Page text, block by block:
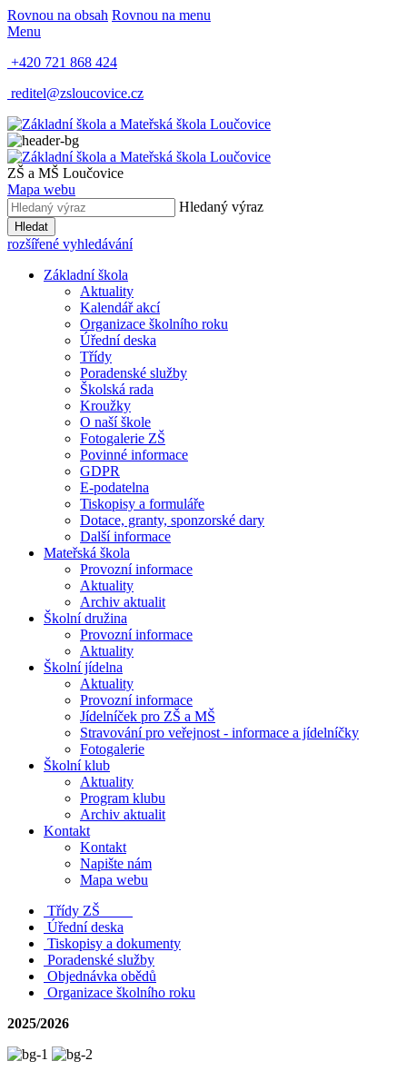
Rovnou na obsah Rovnou na menu
Menu
+420 721 868 424
reditel@zsloucovice.cz
ZŠ a MŠ Loučovice
Mapa webu
Hledaný výraz
Hledat
rozšířené vyhledávání
Základní škola
Aktuality
Kalendář akcí
Organizace školního roku
Úřední deska
Třídy
Poradenské služby
Školská rada
Kroužky
O naší škole
Fotogalerie ZŠ
Povinné informace
GDPR
E-podatelna
Tiskopisy a formuláře
Dotace, granty, sponzorské dary
Další informace
Mateřská škola
Provozní informace
Aktuality
Archiv aktualit
Školní družina
Provozní informace
Aktuality
Školní jídelna
Aktuality
Provozní informace
Jídelníček pro ZŠ a MŠ
Stravování pro veřejnost - informace a jídelníčky
Fotogalerie
Školní klub
Aktuality
Program klubu
Archiv aktualit
Kontakt
Kontakt
Napište nám
Mapa webu
Třídy ZŠ
Úřední deska
Tiskopisy a dokumenty
Poradenské služby
Objednávka obědů
Organizace školního roku
2025/2026